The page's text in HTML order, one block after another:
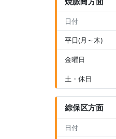
日付
平日(月～木)
金曜日
土・休日
綜保区方面
日付